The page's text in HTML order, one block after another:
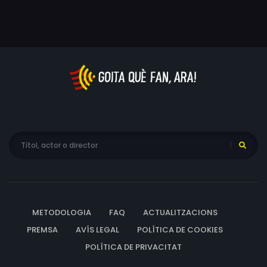
METODOLOGIA FAQ
ACTUALITZACIONS
PREMSA
AVÍS LEGAL
POLÍTICA DE COOKIES
POLÍTICA DE PRIVACITAT